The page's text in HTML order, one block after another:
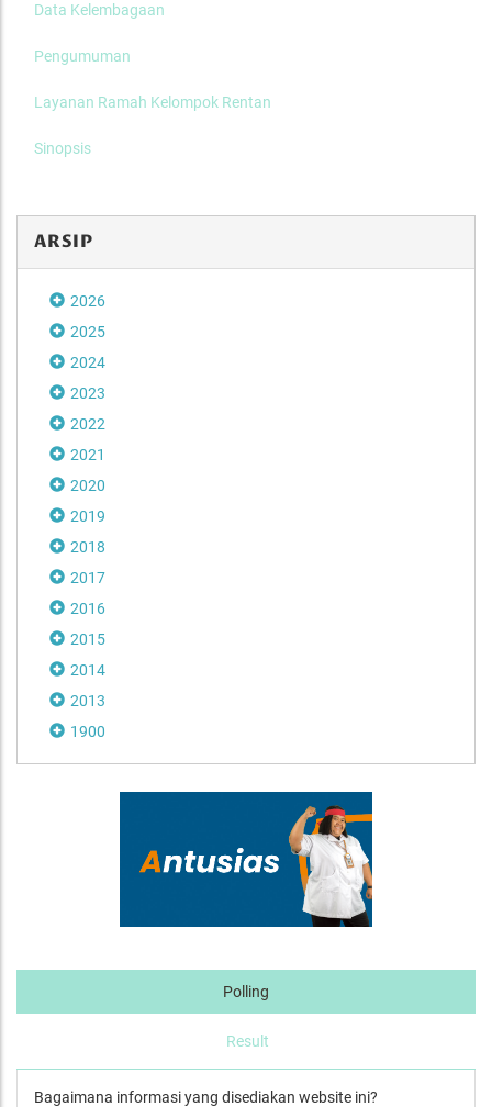
Data Kelembagaan
Pengumuman
Layanan Ramah Kelompok Rentan
Sinopsis
ARSIP
2026
2025
2024
2023
2022
2021
2020
2019
2018
2017
2016
2015
2014
2013
1900
Polling
Result
Bagaimana informasi yang disediakan website ini?